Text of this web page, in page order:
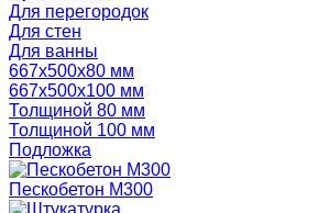
Для перегородок
Для стен
Для ванны
667х500х80 мм
667х500х100 мм
Толщиной 80 мм
Толщиной 100 мм
Подложка
Пескобетон М300